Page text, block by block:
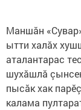
Маншăн
ытти халăх
аталантарас
шухăшлă
пысăк хак
калама